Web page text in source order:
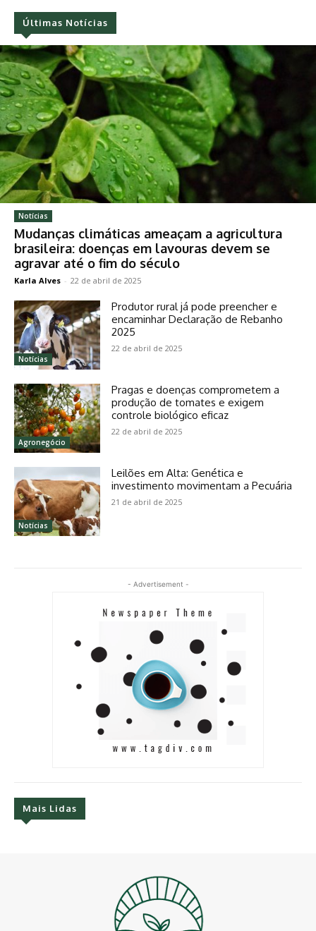
Últimas Notícias
Notícias
Mudanças climáticas ameaçam a agricultura
brasileira: doenças em lavouras devem se
agravar até o fim do século
Karla Alves - 22 de abril de 2025
Notícias
Produtor rural já pode preencher e
encaminhar Declaração de Rebanho
2025
22 de abril de 2025
Agronegócio
Pragas e doenças comprometem a
produção de tomates e exigem
controle biológico eficaz
22 de abril de 2025
Notícias
Leilões em Alta: Genética e
investimento movimentam a Pecuária
21 de abril de 2025
- Advertisement -
Mais Lidas